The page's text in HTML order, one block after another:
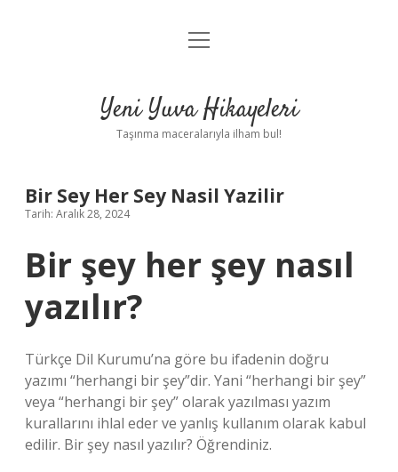
Anasayfa
Yasal Uyarı
menüyü
Yeni Yuva Hikayeleri
Taşınma maceralarıyla ilham bul!
Bir Sey Her Sey Nasil Yazilir
Tarih: Aralık 28, 2024
Bir şey her şey nasıl
yazılır?
Türkçe Dil Kurumu’na göre bu ifadenin doğru
yazımı “herhangi bir şey”dir. Yani “herhangi bir şey”
veya “herhangi bir şey” olarak yazılması yazım
kurallarını ihlal eder ve yanlış kullanım olarak kabul
edilir. Bir şey nasıl yazılır? Öğrendiniz.